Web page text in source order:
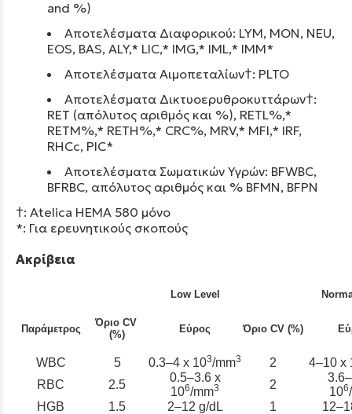
and %)
Αποτελέσματα Διαφορικού: LYM, MON, NEU,
EOS, BAS, ALY,* LIC,* IMG,* IML,* IMM*
Αποτελέσματα Αιμοπεταλίων†: PLTO
Αποτελέσματα Δικτυοερυθροκυττάρων†:
RET (απόλυτος αριθμός και %), RETL%,*
RETM%,* RETH%,* CRC%, MRV,* MFI,* IRF,
RHCc, PIC*
Αποτελέσματα Σωματικών Υγρών: BFWBC,
BFRBC, απόλυτος αριθμός και % BFMN, BFPN
†: Atelica HEMA 580 μόνο
*: Για ερευνητικούς σκοπούς
Ακρίβεια
Low Level
Παράμετρος
Όριο CV
(%)
Εύρος Όριο CV (%)
WBC 5 0.3–4 x 103/mm3 2
4–10 x
RBC
2.5
0.5–3.6 x
106/mm3 2
106
HGB
1.5 2–12 g/dL 1